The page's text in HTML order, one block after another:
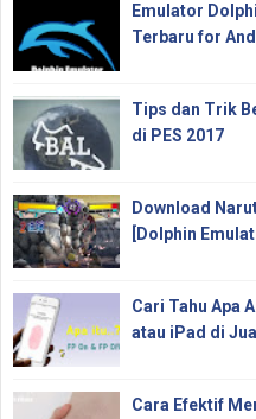
Emulator
Terbaru for
Tips dan Trik
di PES 2017
Download
[Dolphin
Cari Tahu Apa
atau iPad di
Cara Efektif